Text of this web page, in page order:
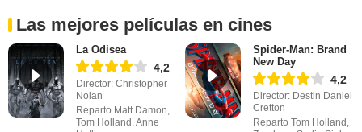
Las mejores películas en cines
La Odisea
4,2
Director: Christopher
Nolan
Reparto Matt Damon,
Tom Holland, Anne
Spider-Man: Brand
New Day
4,2
Director: Destin Daniel
Cretton
Reparto Tom Holland,